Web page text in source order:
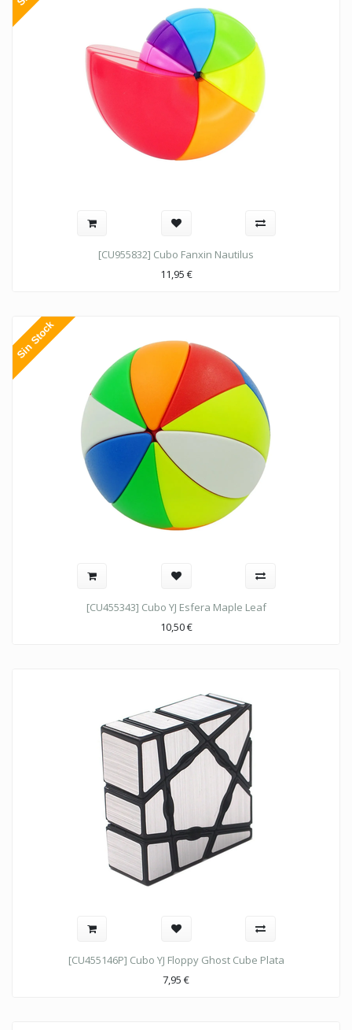
[CU955832] Cubo Fanxin Nautilus
11,95 €
Sin Stock
[CU455343] Cubo YJ Esfera Maple Leaf
10,50€
[CU455146P] Cubo YJ Floppy Ghost Cube Plata
7,95 €